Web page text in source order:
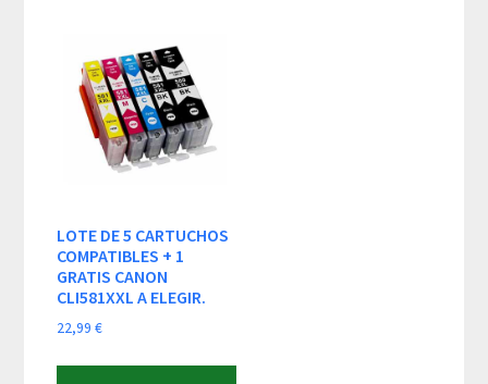
LOTE DE 5 CARTUCHOS
COMPATIBLES + 1
GRATIS CANON
CLI581XXL A ELEGIR.
22,99€